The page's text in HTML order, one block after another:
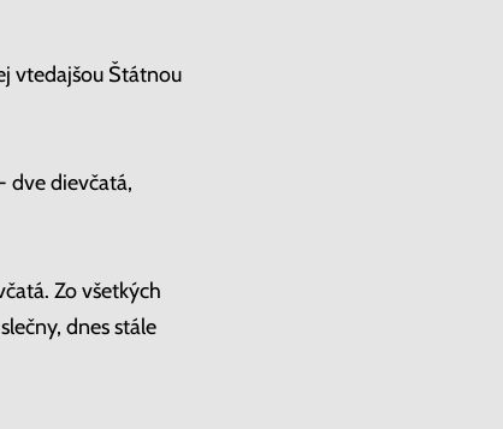
vtedajšou Štátnou
dve dievčatá,
Zo všetkých
dnes stále